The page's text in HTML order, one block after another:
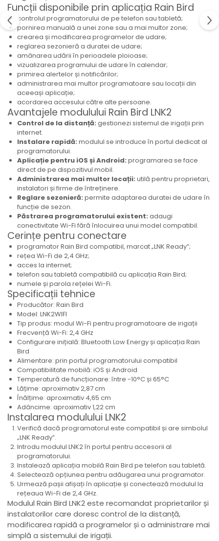
Funcții disponibile prin aplicația Rain Bird
controlul programatorului de pe telefon sau tabletă;
pornirea manuală a unei zone sau a mai multor zone;
crearea și modificarea programelor de udare;
reglarea sezonieră a duratei de udare;
amânarea udării în perioadele ploioase;
vizualizarea programului de udare în calendar;
primirea alertelor și notificărilor;
administrarea mai multor programatoare sau locații din
aceeași aplicație;
acordarea accesului către alte persoane.
Avantajele modulului Rain Bird LNK2
Control de la distanță: gestionezi sistemul de irigații prin
internet.
Instalare rapidă: modulul se introduce în portul dedicat al
programatorului.
Aplicație pentru iOS și Android: programarea se face
direct de pe dispozitivul mobil.
Administrarea mai multor locații: utilă pentru proprietari,
instalatori și firme de întreținere.
Reglare sezonieră: permite adaptarea duratei de udare în
funcție de sezon.
Păstrarea programatorului existent: adaugi
conectivitate Wi-Fi fără înlocuirea unui model compatibil.
Cerințe pentru conectare
programator Rain Bird compatibil, marcat „LNK Ready”;
rețea Wi-Fi de 2,4 GHz;
acces la internet;
telefon sau tabletă compatibilă cu aplicația Rain Bird;
numele și parola rețelei Wi-Fi.
Specificații tehnice
Producător: Rain Bird
Model: LNK2WIFI
Tip produs: modul Wi-Fi pentru programatoare de irigații
Frecvență Wi-Fi: 2,4 GHz
Configurare inițială: Bluetooth Low Energy și aplicația Rain
Bird
Alimentare: prin portul programatorului compatibil
Compatibilitate mobilă: iOS și Android
Temperatură de funcționare: între -10°C și 65°C
Lățime: aproximativ 2,87 cm
Înălțime: aproximativ 4,65 cm
Adâncime: aproximativ 1,22 cm
Instalarea modulului LNK2
Verifică dacă programatorul este compatibil și are simbolul
„LNK Ready”.
Introdu modulul LNK2 în portul pentru accesorii al
programatorului.
Instalează aplicația mobilă Rain Bird pe telefon sau tabletă.
Selectează opțiunea pentru adăugarea unui programator.
Urmează pașii afișați în aplicație și conectează modulul la
rețeaua Wi-Fi de 2,4 GHz.
Modulul Rain Bird LNK2 este recomandat proprietarilor și
instalatorilor care doresc control de la distanță,
modificarea rapidă a programelor și o administrare mai
simplă a sistemului de irigații.